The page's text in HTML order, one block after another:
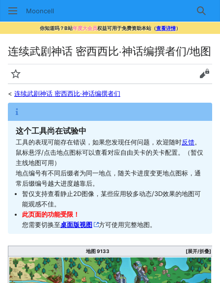
Mooncell 搜索
你知道吗？B站年度大会员权益可用于免费资助本站（查看详情）
连续武剧神话 密西西比·神话编撰者们/地图
监视
查看
< 连续武剧神话 密西西比·神话编撰者们
这个工具尚在试验中
工具的表现可能存在错误，如果您发现任何问题，欢迎随时反馈。
鼠标悬浮/点击地点图标可以查看对应自由关卡的关卡配置。（暂仅
主线地图可用）
地点编号有不同后缀者为同一地点，随关卡进度变更地点图标，通
常后缀编号越大进度越靠后。
暂仅支持查看静止2D图像，某些应用较多动态/3D效果的地图可
能观感不佳。
此页面的功能受限！
您需要切换至桌面版视图 方可使用完整地图。
地图 9133 [展开/折叠]